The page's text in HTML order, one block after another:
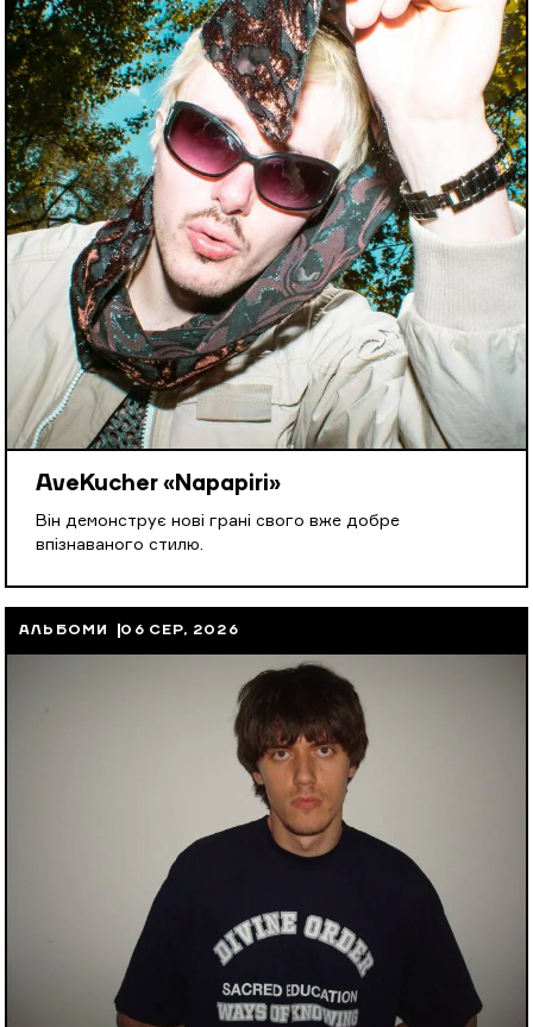
AveKucher «Napapiri»
Він демонструє нові грані свого вже добре
впізнаваного стилю.
АЛЬБОМИ 06 СЕР, 2026